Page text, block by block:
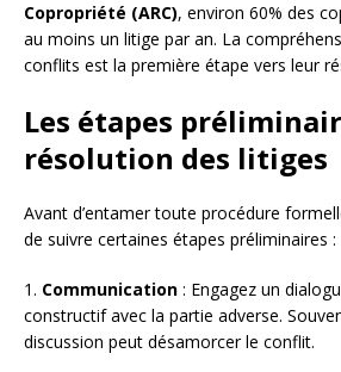
Copropriété (ARC), environ 60% des
au moins un litige par an. La
conflits est la première étape vers leur
Les étapes
résolution des litiges
Avant d’entamer toute procédure
de suivre certaines étapes préliminaires :
1. Communication : Engagez un
constructif avec la partie adverse.
discussion peut désamorcer le conflit.